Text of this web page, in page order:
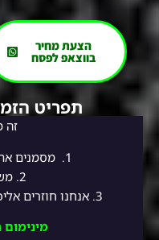
הצעת מחיר
בווצאפ לפסח
תפריט
זה
1.
מסמנים
2.
3. אנחנו חוזרים אליכם במהירות לסגירת ההזמנה!
מינימום